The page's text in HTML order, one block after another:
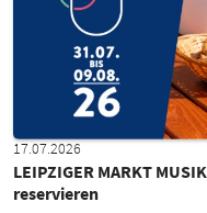
17.07.2026
LEIPZIGER MARKT
reservieren